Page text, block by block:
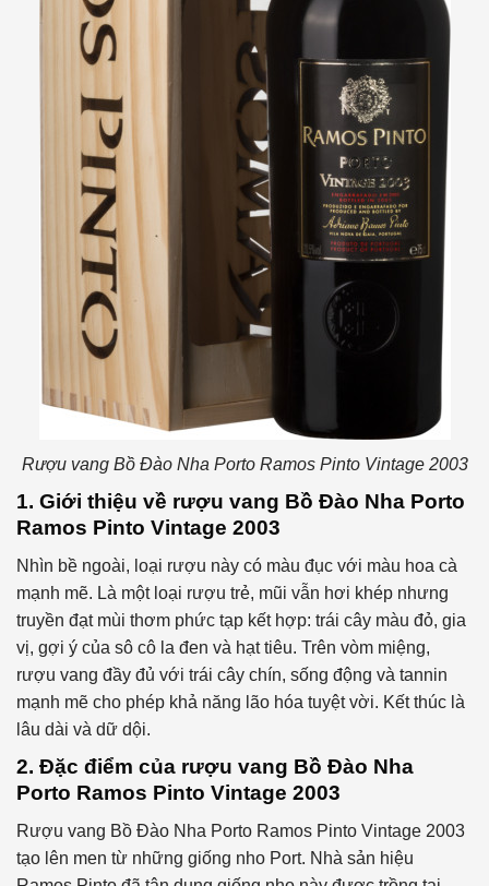
Rượu vang Bồ Đào Nha Porto Ramos Pinto Vintage 2003
1. Giới thiệu về rượu vang Bồ Đào Nha Porto
Ramos Pinto Vintage 2003
Nhìn bề ngoài, loại rượu này có màu đục với màu hoa cà
mạnh mẽ. Là một loại rượu trẻ, mũi vẫn hơi khép nhưng
truyền đạt mùi thơm phức tạp kết hợp: trái cây màu đỏ, gia
vị, gợi ý của sô cô la đen và hạt tiêu. Trên vòm miệng,
rượu vang đầy đủ với trái cây chín, sống động và tannin
mạnh mẽ cho phép khả năng lão hóa tuyệt vời. Kết thúc là
lâu dài và dữ dội.
2. Đặc điểm của rượu vang Bồ Đào Nha
Porto Ramos Pinto Vintage 2003
Rượu vang Bồ Đào Nha Porto Ramos Pinto Vintage 2003
tạo lên men từ những giống nho Port. Nhà sản hiệu